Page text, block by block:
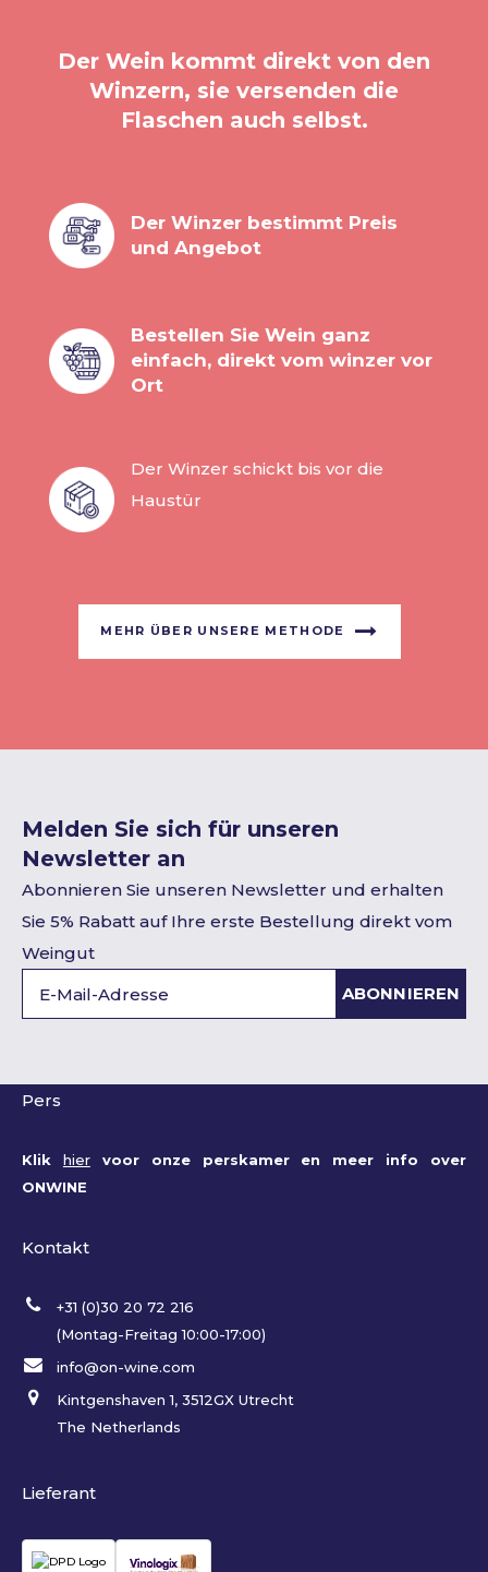
Der Wein kommt direkt von den
Winzern, sie versenden die
Flaschen auch selbst.
Der Winzer bestimmt Preis
und Angebot
Bestellen Sie Wein ganz
einfach, direkt vom winzer vor
Ort
Der Winzer schickt bis vor die
Haustür
MEHR ÜBER UNSERE METHODE
Melden Sie sich für unseren
Newsletter an
Abonnieren Sie unseren Newsletter und erhalten
Sie 5% Rabatt auf Ihre erste Bestellung direkt vom
Weingut
ABONNIEREN
Pers
Klik hiervoor onze perskamer en meer info over
ONWINE
Kontakt
+31 (0)30 20 72 216
(Montag-Freitag 10:00-17:00)
info@on-wine.com
Kintgenshaven 1, 3512GX Utrecht
The Netherlands
Lieferant